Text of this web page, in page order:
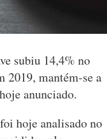
subiu 14,4% no
2019, mantém-se a
anunciado.
hoje analisado no